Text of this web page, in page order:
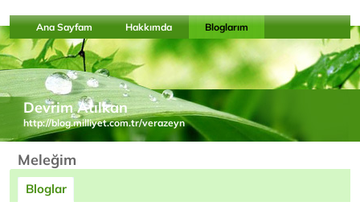
Ana Sayfam Hakkımda Bloglarım
Devrim Atılkan
http://blog.milliyet.com.tr/verazeyn
Meleğim
Bloglar